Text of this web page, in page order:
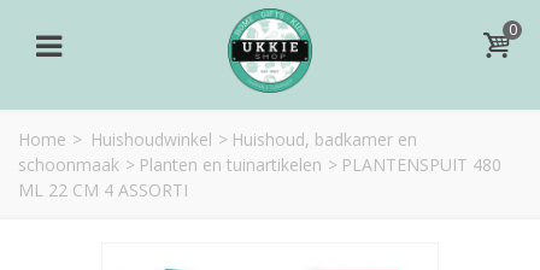
0
Home > Huishoudwinkel > Huishoud, badkamer en
schoonmaak > Planten en tuinartikelen > PLANTENSPUIT 480
ML 22 CM 4 ASSORTI